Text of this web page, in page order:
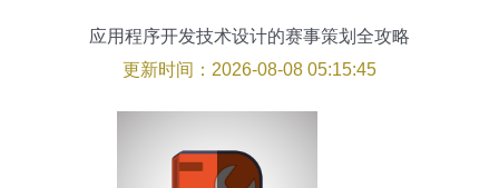
应用程序开发技术设计的赛事策划全攻略
更新时间：2026-08-08 05:15:45